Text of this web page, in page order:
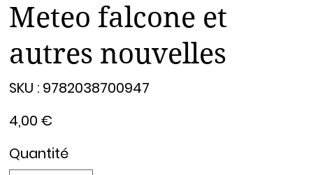
Meteo falcone et
autres nouvelles
SKU : 9782038700947
9782038700947
4,00 €
Quantité